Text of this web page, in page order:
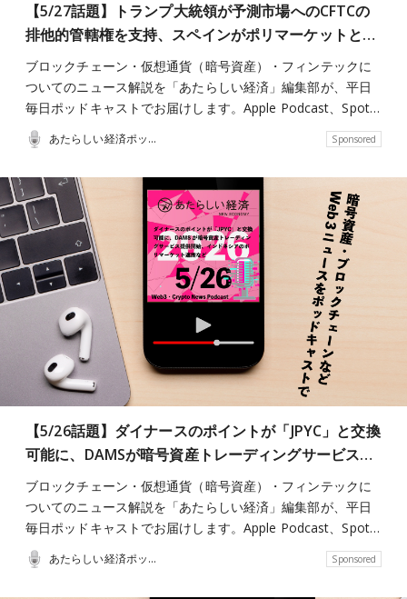
【5/27話題】トランプ大統領が予測市場へのCFTCの
排他的管轄権を支持、スペインがポリマーケットと…
ブロックチェーン・仮想通貨（暗号資産）・フィンテックに
ついてのニュース解説を「あたらしい経済」編集部が、平日
毎日ポッドキャストでお届けします。Apple Podcast、Spot…
あたらしい経済ポッドキャスト Sponsored
【5/26話題】ダイナースのポイントが「JPYC」と交換
可能に、DAMSが暗号資産トレーディングサービス…
ブロックチェーン・仮想通貨（暗号資産）・フィンテックに
ついてのニュース解説を「あたらしい経済」編集部が、平日
毎日ポッドキャストでお届けします。Apple Podcast、Spot…
あたらしい経済ポッドキャスト Sponsored